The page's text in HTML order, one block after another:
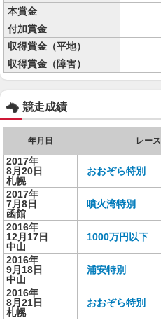
本賞金
付加賞金
収得賞金（平地）
収得賞金（障害）
競走成績
年月日 レース
2017年
8月20日
札幌
おおぞら特別
2017年
7月8日
函館
噴火湾特別
2016年
12月17日
中山
1000万円以下
2016年
9月18日
中山
浦安特別
2016年
8月21日
札幌
おおぞら特別